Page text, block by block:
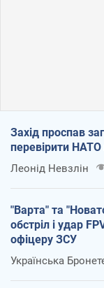
Захід проспав
перевірити НАТО
Леонід Невзлін
"Варта" та
обстріл і удар
офіцеру ЗСУ
Українська